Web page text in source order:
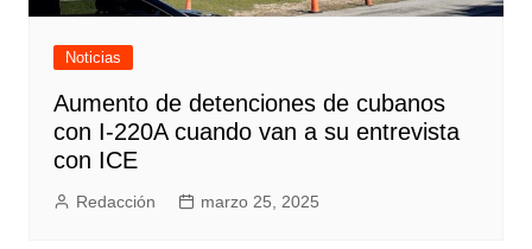
Noticias
Aumento de detenciones de cubanos
con I-220A cuando van a su entrevista
con ICE
Redacción marzo 25, 2025